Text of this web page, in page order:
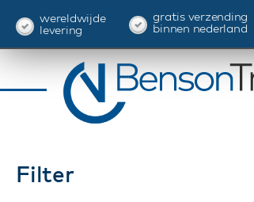
wereldwijde
levering
gratis verzending
binnen nederland
Filter